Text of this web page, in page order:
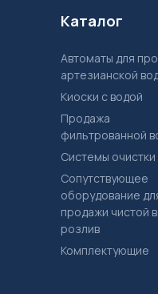
Каталог
Автоматы для продажи
артезианской
Киоски с водой
Продажа
фильтрованной
Системы
Сопутствующее
оборудование
продажи чистой
розлив
Комплектующие